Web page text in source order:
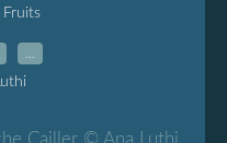
Fruits